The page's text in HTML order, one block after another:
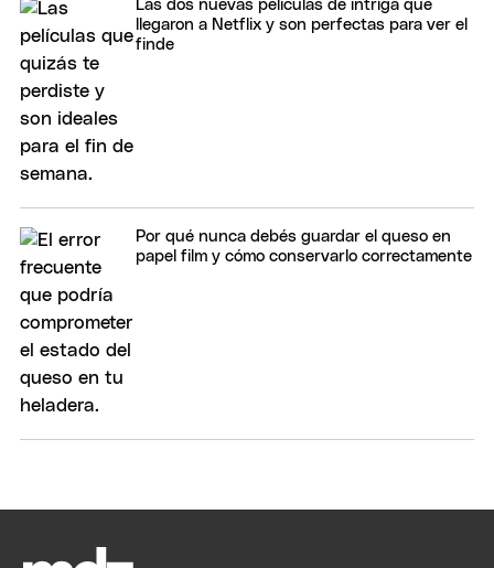
Las dos nuevas películas de intriga que
llegaron a Netflix y son perfectas para ver el
finde
Por qué nunca debés guardar el queso en
papel film y cómo conservarlo correctamente